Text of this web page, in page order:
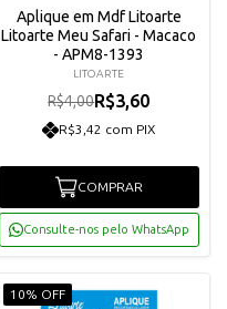
Aplique em Mdf Litoarte
Litoarte Meu Safari - Macaco
- APM8-1393
LITOARTE
R$4,00R$3,60
R$3,42 com PIX
COMPRAR
Consulte-nos pelo WhatsApp
10% OFF